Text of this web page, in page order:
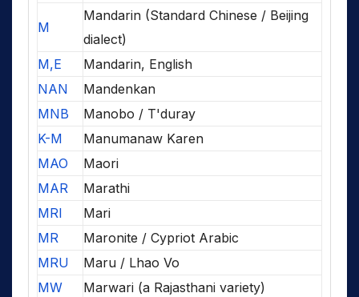
M
Mandarin (Standard Chinese / Beijing
dialect)
M,E
Mandarin, English
NAN
Mandenkan
MNB
Manobo / T'duray
K-M
Manumanaw Karen
MAO
Maori
MAR
Marathi
MRI
Mari
MR
Maronite / Cypriot Arabic
MRU
Maru / Lhao Vo
MW
Marwari (a Rajasthani variety)